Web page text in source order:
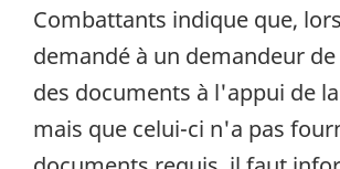
Combattants indique que,
demandé à un demandeur
des documents à l'appui de
mais que celui-ci n'a pas